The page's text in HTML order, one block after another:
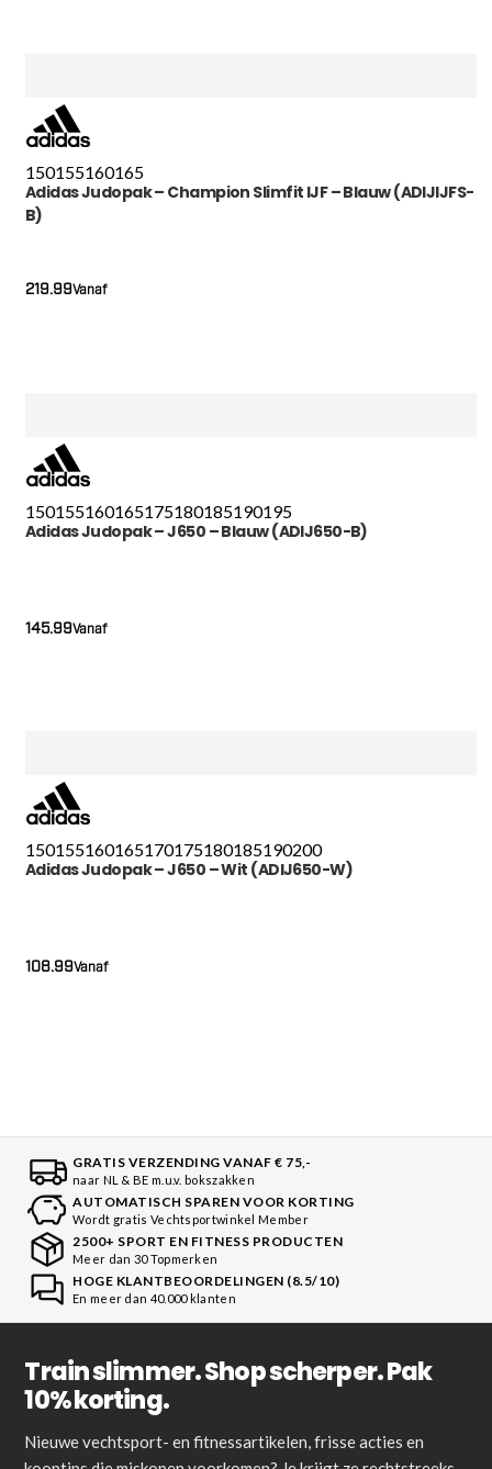
150155160165
Adidas Judopak – Champion Slimfit IJF – Blauw (ADIJIJFS-
B)
Vanaf
219.99
150155160165175180185190195
Adidas Judopak – J650 – Blauw (ADIJ650-B)
Vanaf
145.99
150155160165170175180185190200
Adidas Judopak – J650 – Wit (ADIJ650-W)
Vanaf
108.99
GRATIS VERZENDING VANAF € 75,-
naar NL & BE m.u.v. bokszakken
AUTOMATISCH SPAREN VOOR KORTING
Wordt gratis Vechtsportwinkel Member
2500+ SPORT EN FITNESS PRODUCTEN
Meer dan 30 Topmerken
HOGE KLANTBEOORDELINGEN (8.5/10)
En meer dan 40.000 klanten
Train slimmer. Shop scherper. Pak
10% korting.
Nieuwe vechtsport- en fitnessartikelen, frisse acties en